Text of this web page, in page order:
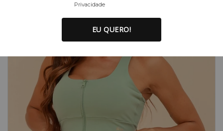
Privacidade
EU QUERO!